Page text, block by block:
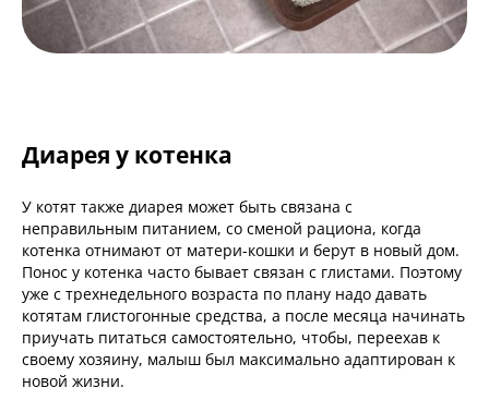
Диарея у котенка
У котят также диарея может быть связана с
неправильным питанием, со сменой рациона, когда
котенка отнимают от матери-кошки и берут в новый дом.
Понос у котенка часто бывает связан с глистами. Поэтому
уже с трехнедельного возраста по плану надо давать
котятам глистогонные средства, а после месяца начинать
приучать питаться самостоятельно, чтобы, переехав к
своему хозяину, малыш был максимально адаптирован к
новой жизни.